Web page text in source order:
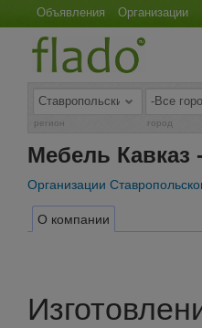
Объявления Организации
регион город
Мебель Кавказ
Организации
О компании